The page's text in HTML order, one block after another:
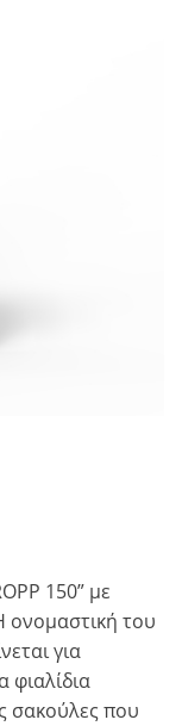
150” με
ονομαστική του
για
φιαλίδια
σακούλες που